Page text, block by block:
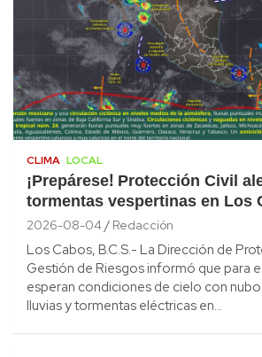
CLIMA LOCAL
¡Prepárese! Protección Civil
tormentas vespertinas en Los
2026-08-04 Redacción
Los Cabos, B.C.S.- La Dirección de
Gestión de Riesgos informó que para
esperan condiciones de cielo con
lluvias y tormentas eléctricas en…